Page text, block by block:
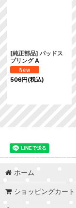
[純正部品] パッドス
プリング A
506円(税込)
ホーム
ショッピングカート